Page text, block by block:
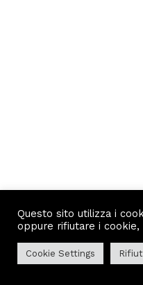
Questo sito utilizza i
oppure rifiutare i cookie,
Cookie Settings